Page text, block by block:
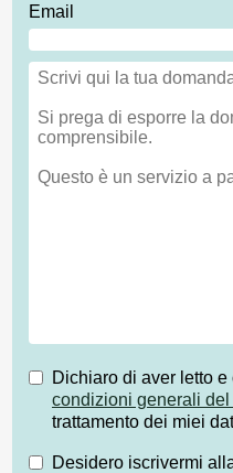
Email
Dichiaro di aver letto
condizioni generali
trattamento dei miei
Desidero iscrivermi